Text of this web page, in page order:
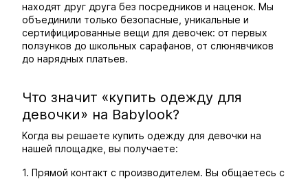
находят друг друга без посредников и наценок. Мы
объединили только безопасные, уникальные и
сертифицированные вещи для девочек: от первых
ползунков до школьных сарафанов, от слюнявчиков
до нарядных платьев.
Что значит «купить одежду для
девочки» на Babylook?
Когда вы решаете купить одежду для девочки на
нашей площадке, вы получаете:
1. Прямой контакт с производителем. Вы общаетесь с